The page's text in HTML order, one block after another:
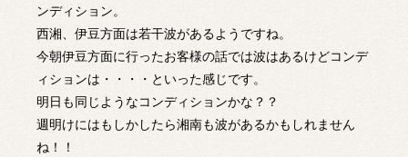
ンディション。
西湘、伊豆方面は若干波があるようですね。
今朝伊豆方面に行ったお客様の話では波はあるけどコンデ
ィションは・・・・といった感じです。
明日も同じようなコンディションかな？？
週明けにはもしかしたら湘南も波があるかもしれません
ね！！